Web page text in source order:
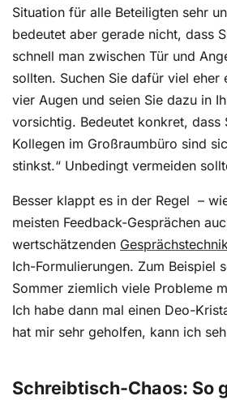
Situation für alle Beteiligten sehr
bedeutet aber gerade nicht, dass
schnell man zwischen Tür und
sollten. Suchen Sie dafür viel eher
vier Augen und seien Sie dazu in
vorsichtig. Bedeutet konkret, dass
Kollegen im Großraumbüro sind
stinkst.“ Unbedingt vermeiden
Besser klappt es in der Regel –
meisten Feedback-Gesprächen
wertschätzenden
Ich-Formulierungen. Zum Beispiel
Sommer ziemlich viele Probleme
Ich habe dann mal einen Deo-
hat mir sehr geholfen, kann ich
Schreibtisch-Chaos: So